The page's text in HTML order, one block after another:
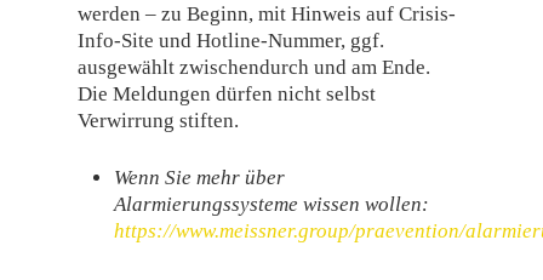
werden – zu Beginn, mit Hinweis auf Crisis-
Info-Site und Hotline-Nummer, ggf.
ausgewählt zwischendurch und am Ende.
Die Meldungen dürfen nicht selbst
Verwirrung stiften.
Wenn Sie mehr über
Alarmierungssysteme wissen wollen:
https://www.meissner.group/praevention/